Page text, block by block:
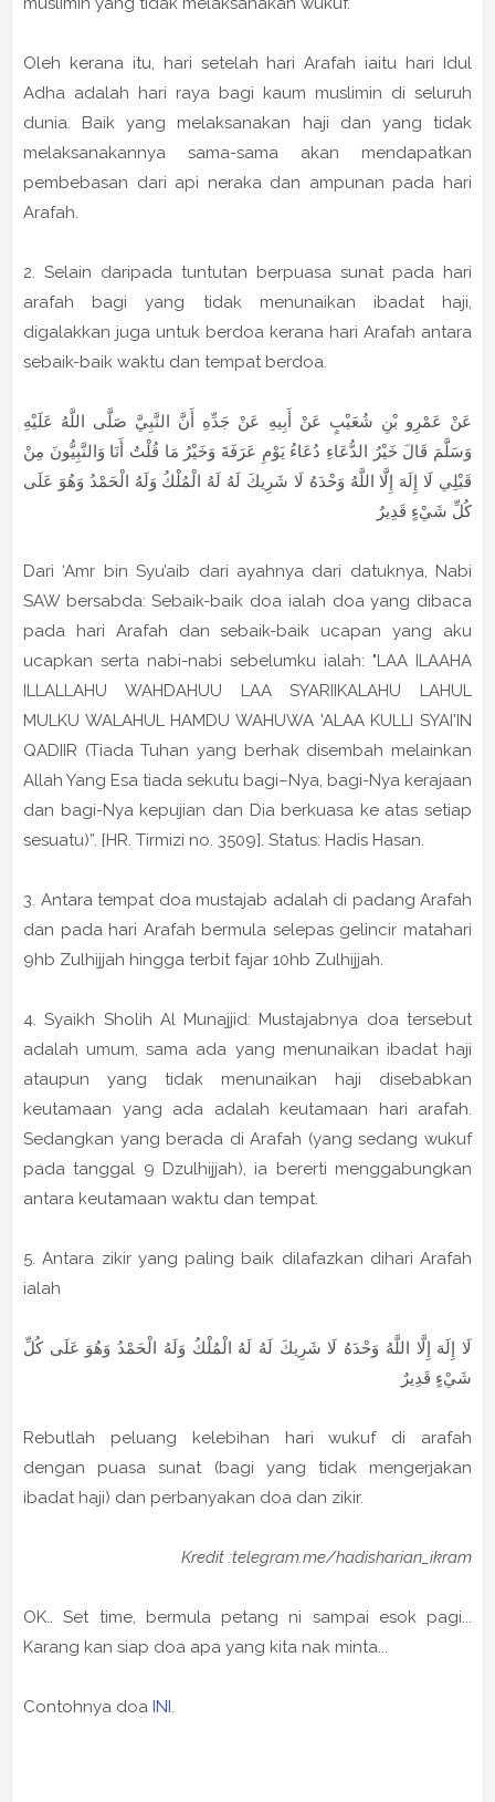
Oleh kerana itu, hari setelah hari Arafah iaitu hari Idul
Adha adalah hari raya bagi kaum muslimin di seluruh
dunia. Baik yang melaksanakan haji dan yang tidak
melaksanakannya sama-sama akan mendapatkan
pembebasan dari api neraka dan ampunan pada hari
Arafah.
2. Selain daripada tuntutan berpuasa sunat pada hari
arafah bagi yang tidak menunaikan ibadat haji,
digalakkan juga untuk berdoa kerana hari Arafah antara
sebaik-baik waktu dan tempat berdoa.
عَنْ عَمْرِو بْنِ شُعَيْبٍ عَنْ أَبِيهِ عَنْ جَدِّهِ أَنَّ النَّبِيَّ صَلَّى اللَّهُ عَلَيْهِ
وَسَلَّمَ قَالَ خَيْرُ الدُّعَاءِ دُعَاءُ يَوْمِ عَرَفَةَ وَخَيْرُ مَا قُلْتُ أَنَا وَالنَّبِيُّونَ مِنْ
قَبْلِي لَا إِلَهَ إِلَّا اللَّهُ وَحْدَهُ لَا شَرِيكَ لَهُ لَهُ الْمُلْكُ وَلَهُ الْحَمْدُ وَهُوَ عَلَى
كُلِّ شَيْءٍ قَدِيرٌ
Dari ‘Amr bin Syu’aib dari ayahnya dari datuknya, Nabi
SAW bersabda: Sebaik-baik doa ialah doa yang dibaca
pada hari Arafah dan sebaik-baik ucapan yang aku
ucapkan serta nabi-nabi sebelumku ialah: "LAA ILAAHA
ILLALLAHU WAHDAHUU LAA SYARIIKALAHU LAHUL
MULKU WALAHUL HAMDU WAHUWA 'ALAA KULLI SYAI'IN
QADIIR (Tiada Tuhan yang berhak disembah melainkan
Allah Yang Esa tiada sekutu bagi–Nya, bagi-Nya kerajaan
dan bagi-Nya kepujian dan Dia berkuasa ke atas setiap
sesuatu)”. [HR. Tirmizi no. 3509]. Status: Hadis Hasan.
3. Antara tempat doa mustajab adalah di padang Arafah
dan pada hari Arafah bermula selepas gelincir matahari
9hb Zulhijjah hingga terbit fajar 10hb Zulhijjah.
4. Syaikh Sholih Al Munajjid: Mustajabnya doa tersebut
adalah umum, sama ada yang menunaikan ibadat haji
ataupun yang tidak menunaikan haji disebabkan
keutamaan yang ada adalah keutamaan hari arafah.
Sedangkan yang berada di Arafah (yang sedang wukuf
pada tanggal 9 Dzulhijjah), ia bererti menggabungkan
antara keutamaan waktu dan tempat.
5. Antara zikir yang paling baik dilafazkan dihari Arafah
ialah
لَا إِلَهَ إِلَّا اللَّهُ وَحْدَهُ لَا شَرِيكَ لَهُ لَهُ الْمُلْكُ وَلَهُ الْحَمْدُ وَهُوَ عَلَى كُلِّ
شَيْءٍ قَدِيرٌ
Rebutlah peluang kelebihan hari wukuf di arafah
dengan puasa sunat (bagi yang tidak mengerjakan
ibadat haji) dan perbanyakan doa dan zikir.
Kredit :telegram.me/hadisharian_ikram
OK.. Set time, bermula petang ni sampai esok pagi...
Karang kan siap doa apa yang kita nak minta...
Contohnya doa INI